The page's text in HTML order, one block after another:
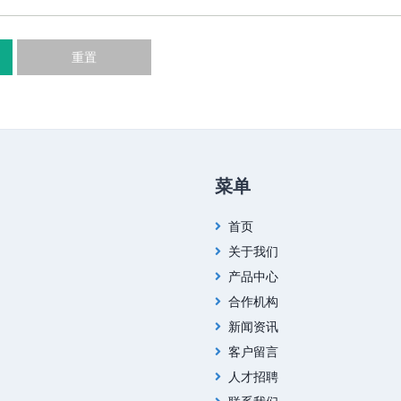
重置
菜单
首页
关于我们
产品中心
合作机构
新闻资讯
客户留言
人才招聘